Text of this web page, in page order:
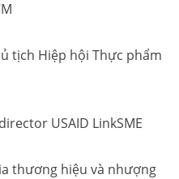
tịch Hiệp hội Thực phẩm
USAID LinkSME
thương hiệu và nhượng